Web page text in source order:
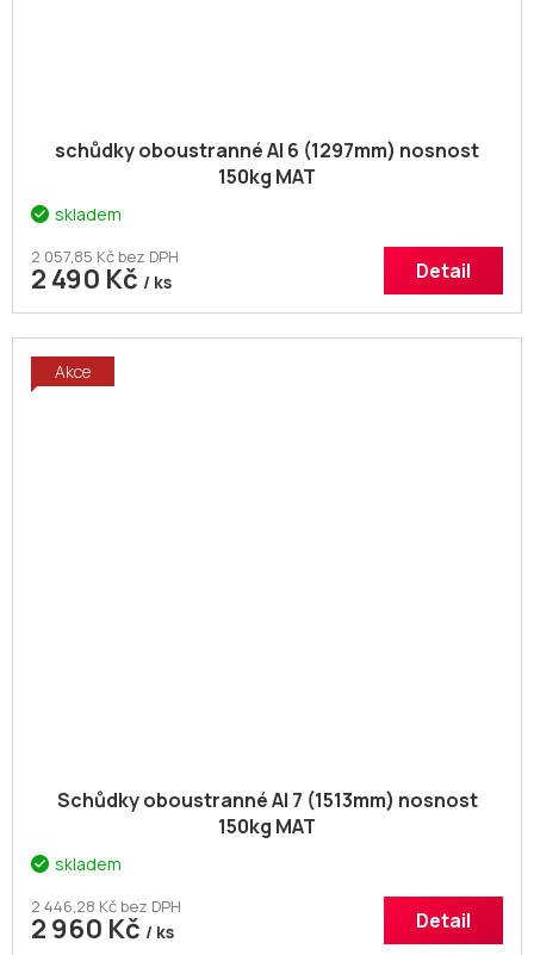
schůdky oboustranné Al 6 (1297mm) nosnost
150kg MAT
skladem
2 057,85 Kč bez DPH
2 490 Kč / ks Detail
Akce
Schůdky oboustranné Al 7 (1513mm) nosnost
150kg MAT
skladem
2 446,28 Kč bez DPH
2 960 Kč / ks Detail